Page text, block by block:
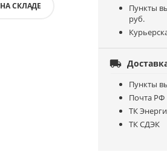
СКЛАДЕ
Пункты
руб.

Пункты
Почта РФ
ТК
ТК СДЭК